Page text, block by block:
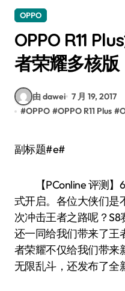
OPPO
OPPO R11
者荣耀多核版
由 dawei 7 月 19, 2017
#OPPO #OPPO R11 Plus #
副标题#e#
【PConline 评测】6
式开启。各位大侠们是
次冲击王者之路呢？
还一同给我们带来了王
者荣耀不仅给我们带来
无限乱斗，还发布了全